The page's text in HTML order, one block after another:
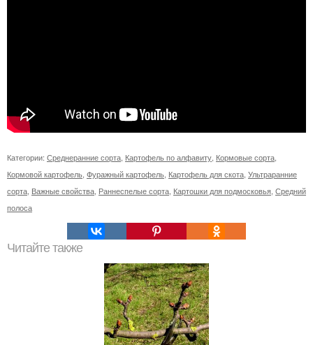
Категории: Среднеранние сорта Картофель по алфавиту Кормовые сорта
Кормовой картофель Фуражный картофель Картофель для скота Ультраранние
сорта Важные свойства Раннеспелые сорта Картошки для подмосковья Средний
полоса
Читайте также